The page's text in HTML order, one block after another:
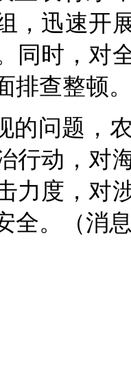
，迅速开
同时，对
排查整顿
的问题，
行动，对
力度，对
全。（消